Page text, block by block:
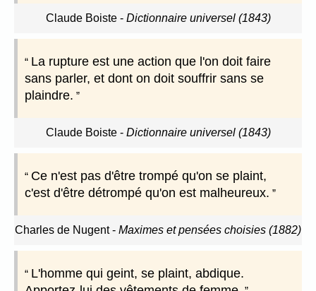
Claude Boiste- Dictionnaire universel (1843)
La rupture est une action que l'on doit faire
sans parler, et dont on doit souffrir sans se
plaindre.
Claude Boiste- Dictionnaire universel (1843)
Ce n'est pas d'être trompé qu'on se plaint,
c'est d'être détrompé qu'on est malheureux.
Charles de Nugent- Maximes et pensées choisies (1882)
L'homme qui geint, se plaint, abdique.